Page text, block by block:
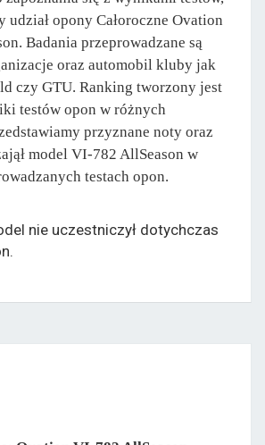
udział opony Całoroczne Ovation
Badania przeprowadzane są
oraz automobil kluby jak
czy GTU. Ranking tworzony jest
testów opon w różnych
przyznane noty oraz
model VI-782 AllSeason w
testach opon.
nie uczestniczył dotychczas